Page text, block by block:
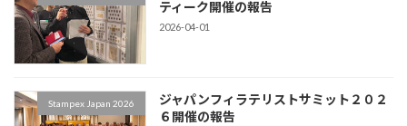
ティーク開催の報告
2026-04-01
Stampex Japan 2026
ジャパンフィラテリストサミット２０２
６開催の報告